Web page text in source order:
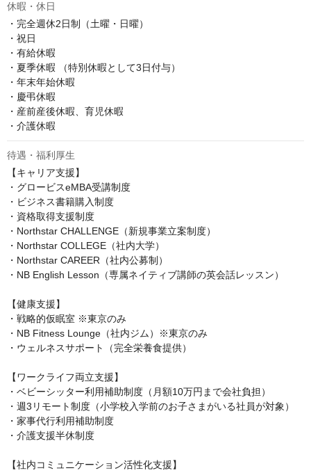
休暇・休日
・完全週休2日制（土曜・日曜）
・祝日
・有給休暇
・夏季休暇 （特別休暇として3日付与）
・年末年始休暇
・慶弔休暇
・産前産後休暇、育児休暇
・介護休暇
待遇・福利厚生
【キャリア支援】
・グロービスeMBA受講制度
・ビジネス書籍購入制度
・資格取得支援制度
・Northstar CHALLENGE（新規事業立案制度）
・Northstar COLLEGE（社内大学）
・Northstar CAREER（社内公募制）
・NB English Lesson（専属ネイティブ講師の英会話レッスン）
【健康支援】
・戦略的仮眠室 ※東京のみ
・NB Fitness Lounge（社内ジム）※東京のみ
・ウェルネスサポート（完全栄養食提供）
【ワークライフ両立支援】
・ベビーシッター利用補助制度（月額10万円まで会社負担）
・週3リモート制度（小学校入学前のお子さまがいる社員が対象）
・家事代行利用補助制度
・介護支援半休制度
【社内コミュニケーション活性化支援】